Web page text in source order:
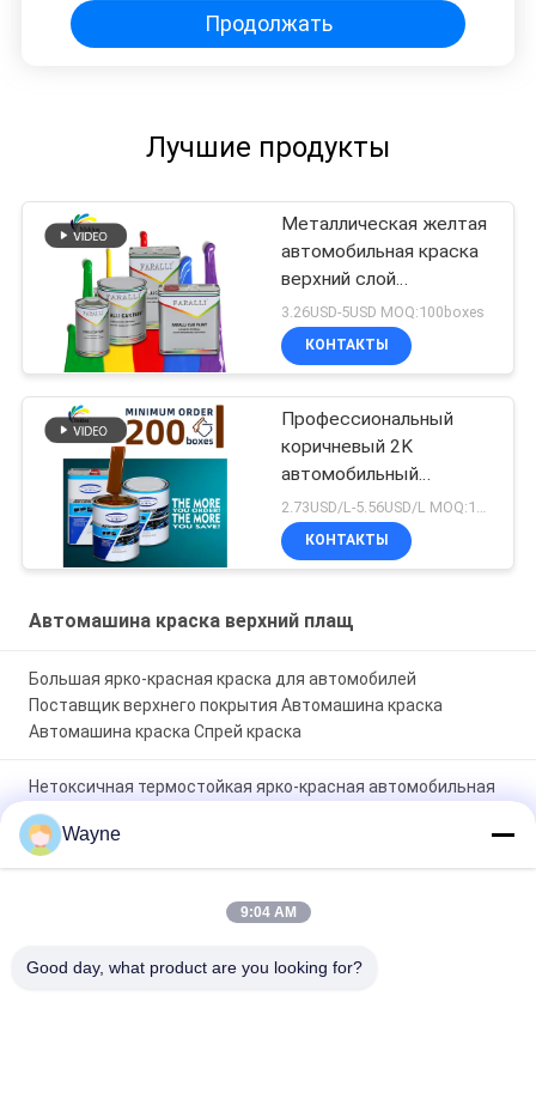
Продолжать
Лучшие продукты
Металлическая желтая
автомобильная краска
верхний слой
влагонепроницаемая
практичная
антибледность
3.26USD-5USD MOQ:100boxes
КОНТАКТЫ
Профессиональный
коричневый 2K
автомобильный
покрытие
спектрофотометр
Авторемонт
Производитель
КОНТАКТЫ
Автомашина краска верхний плащ
Большая ярко-красная краска для автомобилей
Поставщик верхнего покрытия Автомашина краска
Автомашина краска Спрей краска
Нетоксичная термостойкая ярко-красная автомобильная
краска, устойчивая к выцветанию, верхний слой,
автомобильная краска
Антикоррозионная защита от ультрафиолетовых лучей
передельная краска
Wayne
9:04 AM
Good day, what product are you looking for?